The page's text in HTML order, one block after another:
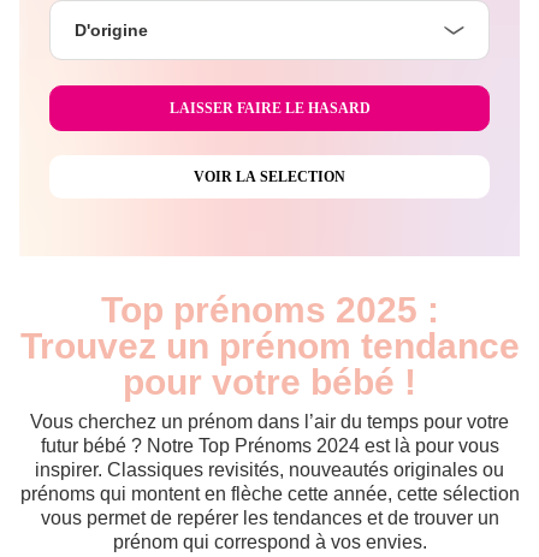
D'origine
Top prénoms 2025 :
Trouvez un prénom tendance
pour votre bébé !
Vous cherchez un prénom dans l’air du temps pour votre
futur bébé ? Notre Top Prénoms 2024 est là pour vous
inspirer. Classiques revisités, nouveautés originales ou
prénoms qui montent en flèche cette année, cette sélection
vous permet de repérer les tendances et de trouver un
prénom qui correspond à vos envies.